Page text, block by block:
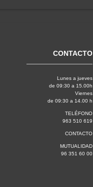
CONTACTO
Lunes a jueves
de 09:30 a 15.00h
Viernes
de 09:30 a 14.00 h
TELÉFONO
963 510 619
CONTACTO
MUTUALIDAD
96 351 60 00